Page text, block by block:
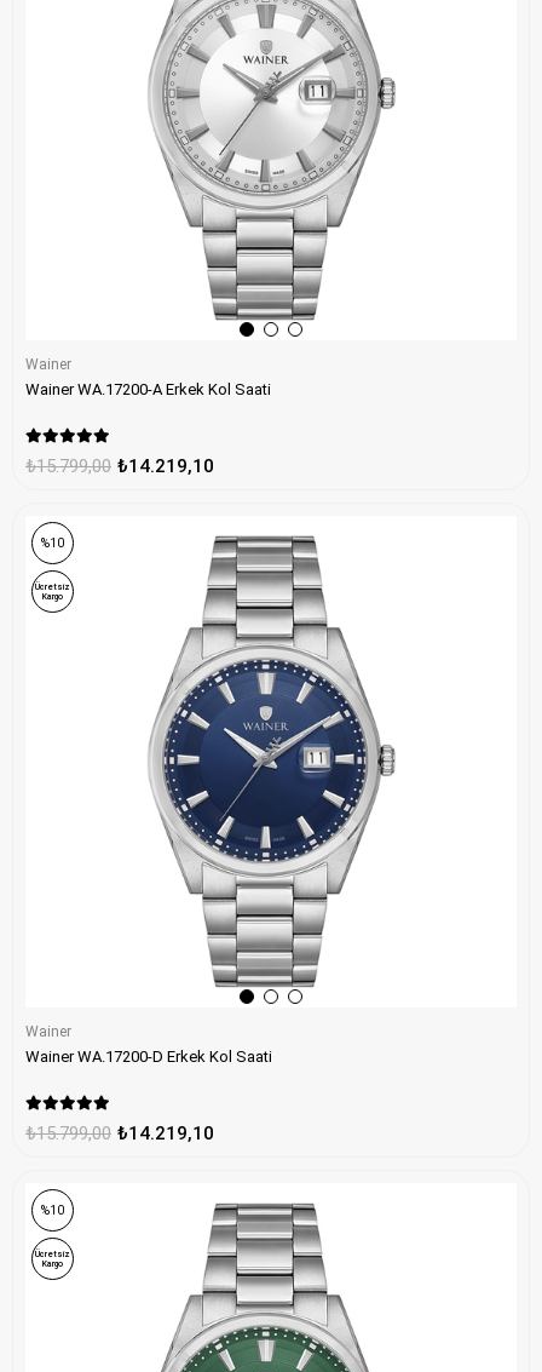
Wainer
Wainer WA.17200-A Erkek Kol Saati
₺14.219,10
₺15.799,00
Wainer
Wainer WA.17200-D Erkek Kol Saati
₺14.219,10
₺15.799,00
%10
Ücretsiz
Kargo
%10
Ücretsiz
Kargo